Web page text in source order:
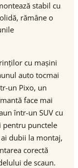
stabil cu
rămâne o
cu mașini
auto tocmai
un Pixo, un
face mai
într-un SUV cu
pentru punctele
dubii la montaj,
corectă
de scaun.